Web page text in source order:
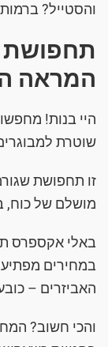
והסטייל?
תחפושת
המראה
היי בנות!
שוטרת
זו תחפושת
מושלם של כוח,
באלי אקספרס
במחירים
האביזרים –
והכי חשוב?